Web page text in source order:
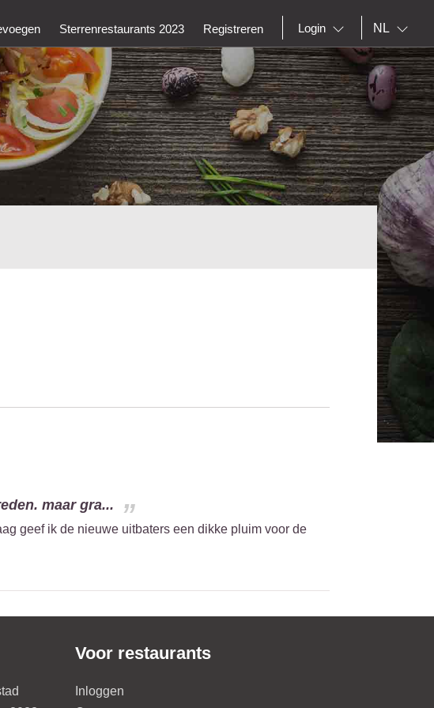
Sterrenrestaurants 2023 Registreren Login NL
maar gra...
geef ik de nieuwe uitbaters een dikke pluim voor de
Voor restaurants
Inloggen